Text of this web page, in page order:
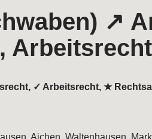
✓ Arbeitsrecht, ★